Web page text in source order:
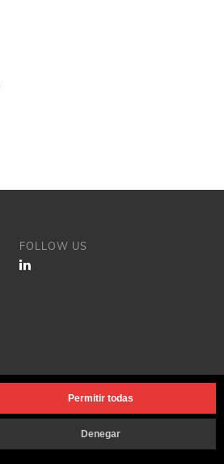
Permitir todas
Denegar
FOLLOW US